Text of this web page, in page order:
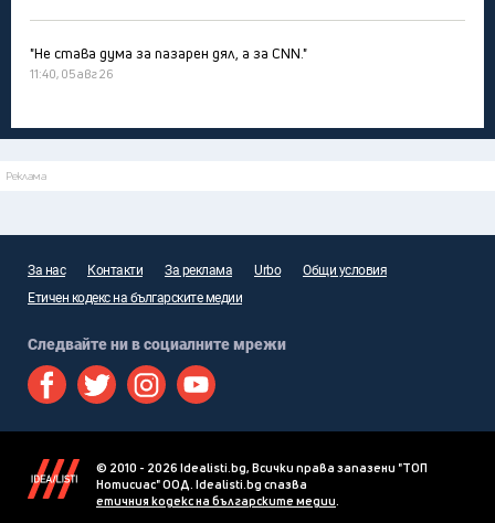
"Не става дума за пазарен дял, а за CNN."
11:40, 05 авг 26
Реклама
За нас Контакти За реклама Urbo
Общи условия
Етичен кодекс на българските медии
Следвайте ни в социалните мрежи
© 2010 - 2026 Idealisti.bg, Всички права запазени "ТОП
Нотисиас" ООД. Idealisti.bg спазва
етичния кодекс на българските медии.